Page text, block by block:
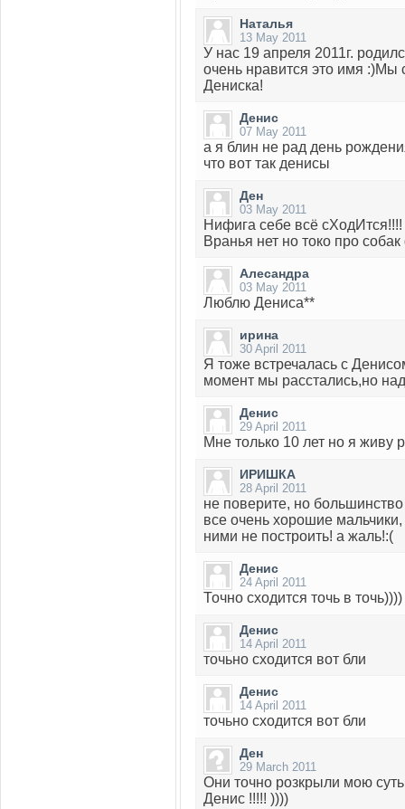
Наталья
13 May 2011
У нас 19 апреля 2011г.
очень нравится это имя :)Мы
Дениска!
Денис
07 May 2011
а я блин не рад день
что вот так денисы
Ден
03 May 2011
Нифига себе всё сХодИтся!!!!
Вранья нет но токо про
Алесандра
03 May 2011
Люблю Дениса**
ирина
30 April 2011
Я тоже встречалась с
момент мы расстались,но
Денис
29 April 2011
Мне только 10 лет но я живу
ИРИШКА
28 April 2011
не поверите, но
все очень хорошие
ними не построить! а жаль!:(
Денис
24 April 2011
Точно сходится точь в
Денис
14 April 2011
точьно сходится вот бли
Денис
14 April 2011
точьно сходится вот бли
Ден
29 March 2011
Они точно розкрыли мою
Денис !!!!! ))))